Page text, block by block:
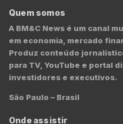
Quem somos
A BM&C News é um canal
em economia, mercado
Produz conteúdo
para TV, YouTube e portal
investidores e executivos.
São Paulo – Brasil
Onde assistir